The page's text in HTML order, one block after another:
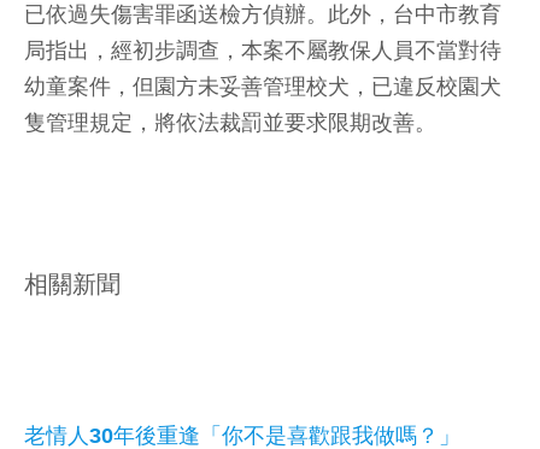
已依過失傷害罪函送檢方偵辦。此外，台中市教育
局指出，經初步調查，本案不屬教保人員不當對待
幼童案件，但園方未妥善管理校犬，已違反校園犬
隻管理規定，將依法裁罰並要求限期改善。
相關新聞
老情人30年後重逢「你不是喜歡跟我做嗎？」